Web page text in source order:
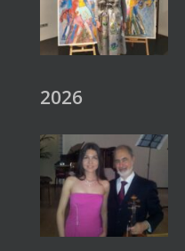
2026